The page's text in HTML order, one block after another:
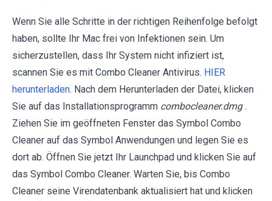
Wenn Sie alle Schritte in der richtigen Reihenfolge befolgt
haben, sollte Ihr Mac frei von Infektionen sein. Um
sicherzustellen, dass Ihr System nicht infiziert ist,
scannen Sie es mit Combo Cleaner Antivirus. HIER
herunterladen. Nach dem Herunterladen der Datei, klicken
Sie auf das Installationsprogramm combocleaner.dmg .
Ziehen Sie im geöffneten Fenster das Symbol Combo
Cleaner auf das Symbol Anwendungen und legen Sie es
dort ab. Öffnen Sie jetzt Ihr Launchpad und klicken Sie auf
das Symbol Combo Cleaner. Warten Sie, bis Combo
Cleaner seine Virendatenbank aktualisiert hat und klicken